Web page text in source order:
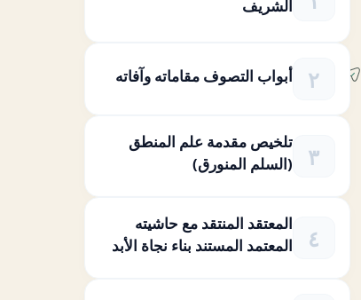
الشريف
أبواب التصوف مقاماته وآفاته
تلخيص مقدمة علم المنطق
(السلم المنورق)
المعتقد المنتقد مع حاشيته
المعتمد المستند بناء نجاة الأبد